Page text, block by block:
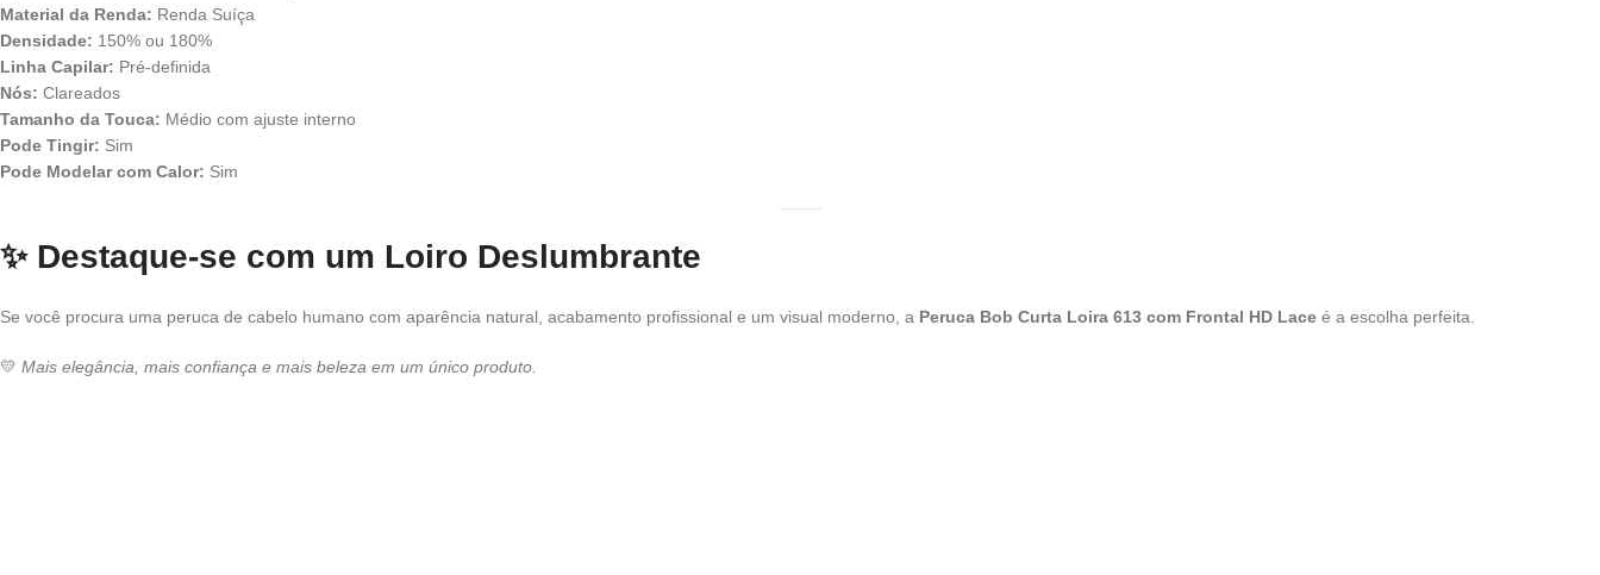
Material da Renda: Renda Suíça
Densidade: 150% ou 180%
Linha Capilar: Pré-definida
Nós: Clareados
Tamanho da Touca: Médio com ajuste interno
Pode Tingir: Sim
Pode Modelar com Calor: Sim
✨ Destaque-se com um Loiro Deslumbrante
Se você procura uma peruca de cabelo humano com aparência natural, acabamento profissional e um visual moderno, a Peruca Bob Curta Loira 613 com Frontal HD Lace é a escolha perfeita.
💛 Mais elegância, mais confiança e mais beleza em um único produto.